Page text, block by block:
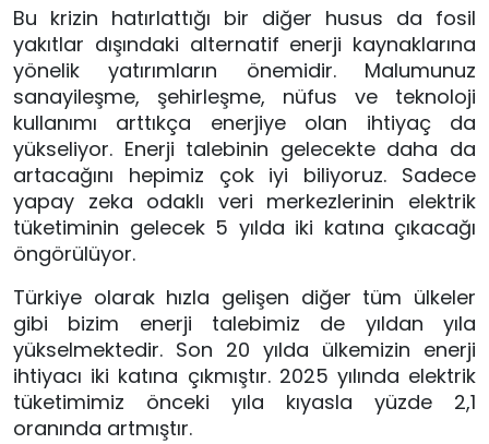
Bu krizin hatırlattığı bir diğer husus da fosil
yakıtlar dışındaki alternatif enerji kaynaklarına
yönelik yatırımların önemidir. Malumunuz
sanayileşme, şehirleşme, nüfus ve teknoloji
kullanımı arttıkça enerjiye olan ihtiyaç da
yükseliyor. Enerji talebinin gelecekte daha da
artacağını hepimiz çok iyi biliyoruz. Sadece
yapay zeka odaklı veri merkezlerinin elektrik
tüketiminin gelecek 5 yılda iki katına çıkacağı
öngörülüyor.
Türkiye olarak hızla gelişen diğer tüm ülkeler
gibi bizim enerji talebimiz de yıldan yıla
yükselmektedir. Son 20 yılda ülkemizin enerji
ihtiyacı iki katına çıkmıştır. 2025 yılında elektrik
tüketimimiz önceki yıla kıyasla yüzde 2,1
oranında artmıştır.